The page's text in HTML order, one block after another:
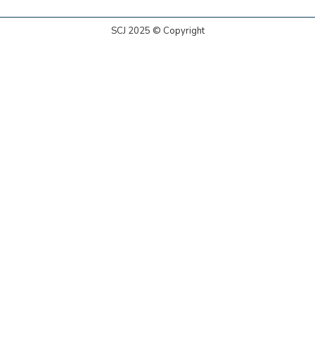
SCJ 2025 © Copyright